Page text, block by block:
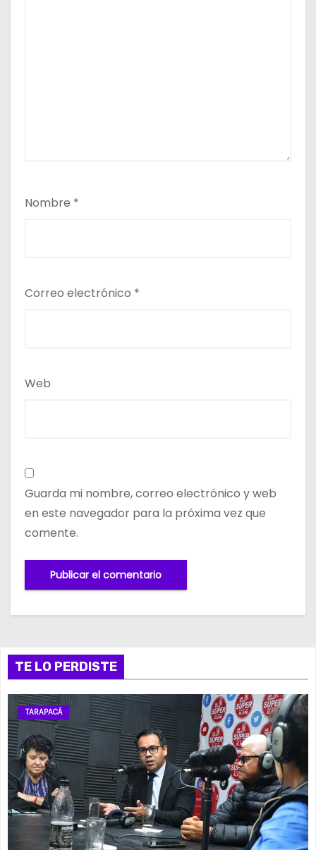
Nombre *
Correo electrónico *
Web
Guarda mi nombre, correo electrónico y web
en este navegador para la próxima vez que
comente.
TE LO PERDISTE
TARAPACÁ